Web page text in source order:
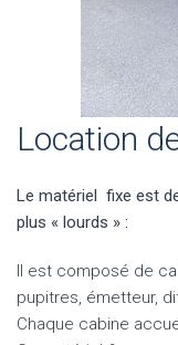
Location
Le matériel fixe est
plus « lourds » :
Il est composé de
pupitres, émetteur,
Chaque cabine